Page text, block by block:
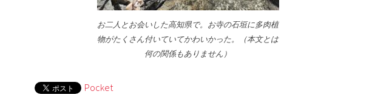
お二人とお会いした高知県で。お寺の石垣に多肉植
物がたくさん付いていてかわいかった。（本文とは
何の関係もありません）
Pocket